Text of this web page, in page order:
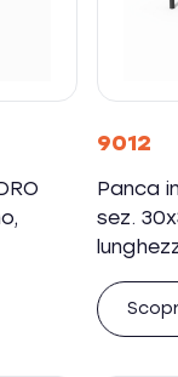
9012
Panca
sez.